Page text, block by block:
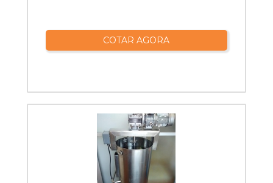
COTAR AGORA